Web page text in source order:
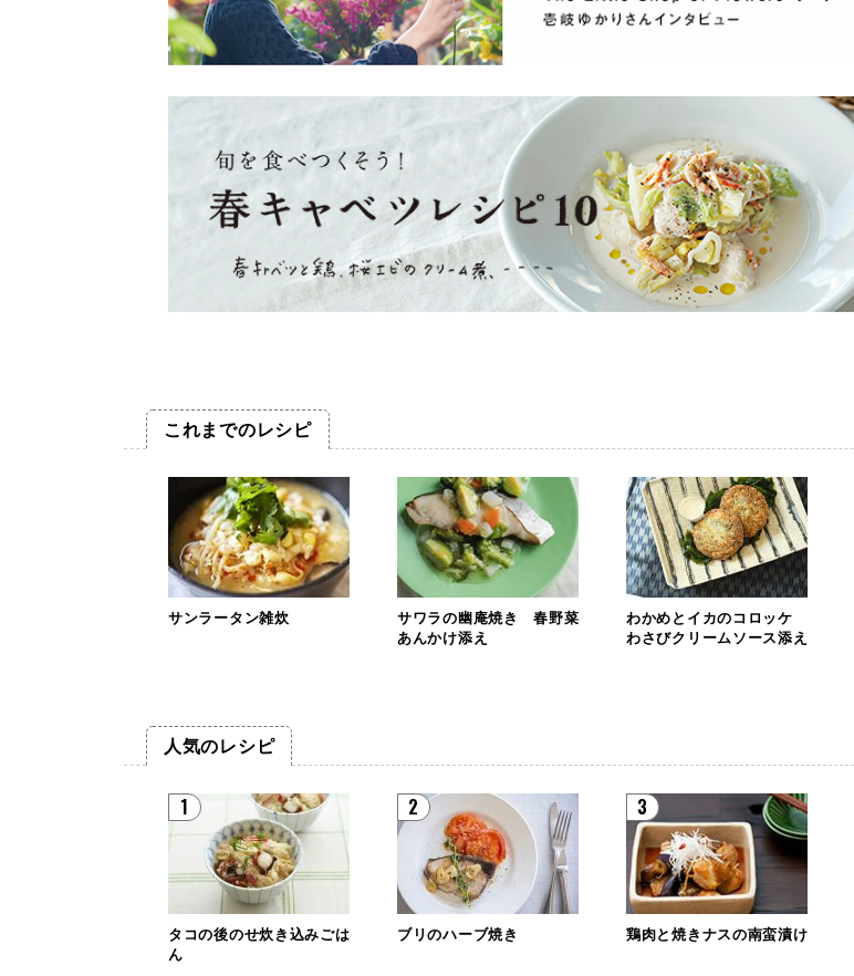
これまでのレシピ
サンラータン雑炊
サワラの幽庵焼き 春野菜
あんかけ添え
わかめとイカのコロッケ
わさびクリームソース添え
人気のレシピ
1
タコの後のせ炊き込みごは
ん
2
ブリのハーブ焼き
3
鶏肉と焼きナスの南蛮漬け